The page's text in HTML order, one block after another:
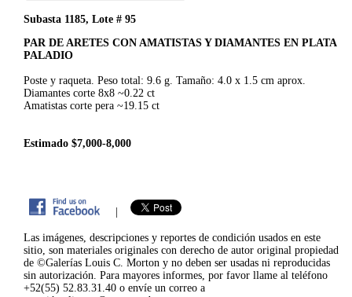
Subasta 1185, Lote # 95
PAR DE ARETES CON AMATISTAS Y DIAMANTES EN PLATA
PALADIO
Poste y raqueta. Peso total: 9.6 g. Tamaño: 4.0 x 1.5 cm aprox.
Diamantes corte 8x8 ~0.22 ct
Amatistas corte pera ~19.15 ct
Estimado $7,000-8,000
|
Las imágenes, descripciones y reportes de condición usados en este
sitio, son materiales originales con derecho de autor original propiedad
de ©Galerías Louis C. Morton y no deben ser usadas ni reproducidas
sin autorización. Para mayores informes, por favor llame al teléfono
+52(55) 52.83.31.40 o envíe un correo a